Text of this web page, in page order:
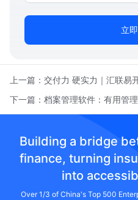
立
上一篇： 交付力 硬实力｜汇联易
下一篇： 档案管理软件：有用管
Building a bridge
finance, turning
into
Over 1/3 of China's Top 500